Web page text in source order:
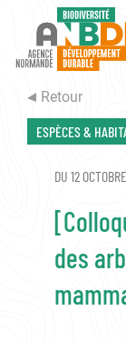
Retour
ESPÈCES &
DU 12
des